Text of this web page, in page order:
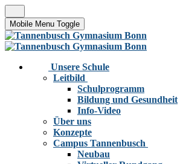
Mobile Menu Toggle
Unsere Schule
Leitbild
Schulprogramm
Bildung und Gesundheit
Info-Video
Über uns
Konzepte
Campus Tannenbusch
Neubau